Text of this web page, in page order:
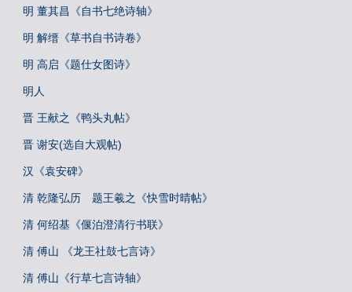
明 董其昌《自书七绝诗轴》
明 解缙《草书自书诗卷》
明 高启《题仕女图诗》
明人
晋 王献之《鸭头丸帖》
晋 谢安(选自大观帖)
汉《袁安碑》
清 乾隆弘历 题王羲之《快雪时晴帖》
清 何绍基《偃泊澄清行书联》
清 傅山 《龙王社鼓七言诗》
清 傅山《行草七言诗轴》